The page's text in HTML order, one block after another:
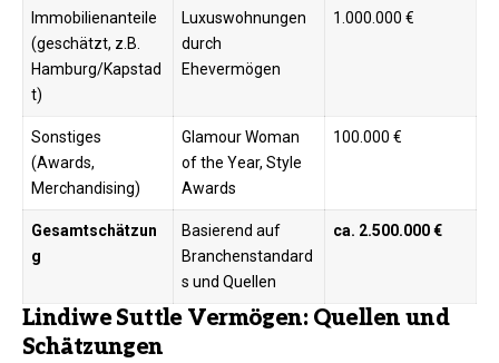
Immobilienanteile
(geschätzt, z.B.
Hamburg/Kapstad
t)
Luxuswohnungen
durch
Ehevermögen ​
1.000.000 €
Sonstiges
(Awards,
Merchandising)
Glamour Woman
of the Year, Style
Awards ​
100.000 €
Gesamtschätzun
g
Basierend auf
Branchenstandard
s und Quellen
ca. 2.500.000 €
Lindiwe Suttle Vermögen: Quellen und
Schätzungen